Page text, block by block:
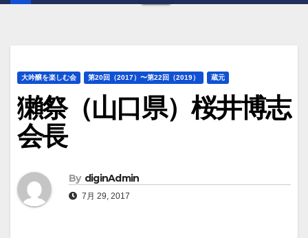
大吟醸を楽しむ会 第20回（2017）〜第22回（2019） 蔵元
獺祭（山口県）桜井博志
会長
By diginAdmin
7月 29, 2017